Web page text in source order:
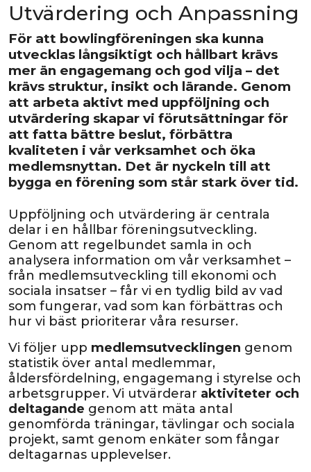
Utvärdering och Anpassning
För att bowlingföreningen ska kunna
utvecklas långsiktigt och hållbart krävs
mer än engagemang och god vilja – det
krävs struktur, insikt och lärande. Genom
att arbeta aktivt med uppföljning och
utvärdering skapar vi förutsättningar för
att fatta bättre beslut, förbättra
kvaliteten i vår verksamhet och öka
medlemsnyttan. Det är nyckeln till att
bygga en förening som står stark över tid.
Uppföljning och utvärdering är centrala
delar i en hållbar föreningsutveckling.
Genom att regelbundet samla in och
analysera information om vår verksamhet –
från medlemsutveckling till ekonomi och
sociala insatser – får vi en tydlig bild av vad
som fungerar, vad som kan förbättras och
hur vi bäst prioriterar våra resurser.
Vi följer upp medlemsutvecklingen genom
statistik över antal medlemmar,
åldersfördelning, engagemang i styrelse och
arbetsgrupper. Vi utvärderar aktiviteter och
deltagande genom att mäta antal
genomförda träningar, tävlingar och sociala
projekt, samt genom enkäter som fångar
deltagarnas upplevelser.